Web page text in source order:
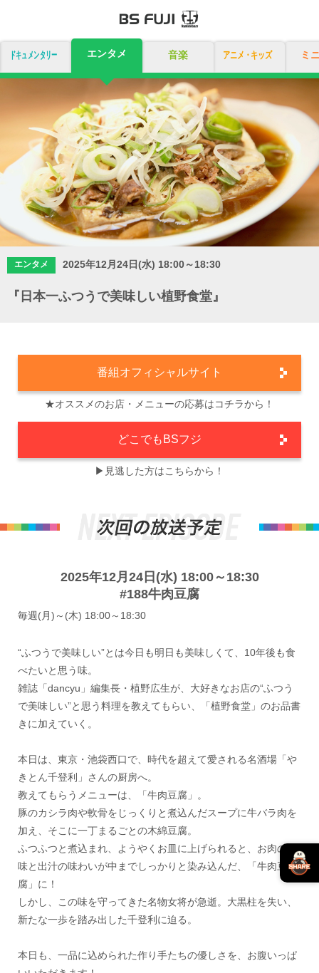
ドキュメンタリー エンタメ 音楽 アニメ・キッズ ミ
エンタメ 2025年12月24日(水) 18:00～18:30
『日本一ふつうで美味しい植野食堂』
番組オフィシャルサイト
★オススメのお店・メニューの応募はコチラから！
どこでもBSフジ
▶見逃した方はこちらから！
2025年12月24日(水) 18:00～18:30
#188牛肉豆腐
毎週(月)～(木) 18:00～18:30
“ふつうで美味しい”とは今日も明日も美味しくて、10年後も食
べたいと思う味。
雑誌「dancyu」編集長・植野広生が、大好きなお店の“ふつう
で美味しい”と思う料理を教えてもらい、「植野食堂」のお品書
きに加えていく。
本日は、東京・池袋西口で、時代を超えて愛される名酒場「や
きとん千登利」さんの厨房へ。
教えてもらうメニューは、「牛肉豆腐」。
豚のカシラ肉や軟骨をじっくりと煮込んだスープに牛バラ肉を
加え、そこに一丁まるごとの木綿豆腐。
ふつふつと煮込まれ、ようやくお皿に上げられると、お肉の旨
味と出汁の味わいが中までしっかりと染み込んだ、「牛肉豆
腐」に！
しかし、この味を守ってきた名物女将が急逝。大黒柱を失い、
新たな一歩を踏み出した千登利に迫る。
本日も、一品に込められた作り手たちの優しさを、お腹いっぱ